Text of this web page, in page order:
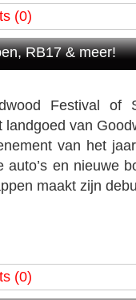
(0)
RB17 & meer!
Festival of
van
van het
en nieuwe
maakt zijn
(0)